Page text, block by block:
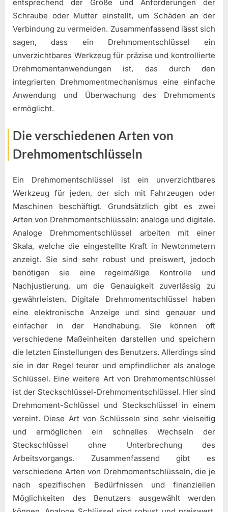
entsprechend der Größe und Anforderungen der
Schraube oder Mutter einstellt, um Schäden an der
Verbindung zu vermeiden. Zusammenfassend lässt sich
sagen, dass ein Drehmomentschlüssel ein
unverzichtbares Werkzeug für präzise und kontrollierte
Drehmomentanwendungen ist, das durch den
integrierten Drehmomentmechanismus eine einfache
Anwendung und Überwachung des Drehmoments
ermöglicht.
Die verschiedenen Arten von
Drehmomentschlüsseln
Ein Drehmomentschlüssel ist ein unverzichtbares
Werkzeug für jeden, der sich mit Fahrzeugen oder
Maschinen beschäftigt. Grundsätzlich gibt es zwei
Arten von Drehmomentschlüsseln: analoge und digitale.
Analoge Drehmomentschlüssel arbeiten mit einer
Skala, welche die eingestellte Kraft in Newtonmetern
anzeigt. Sie sind sehr robust und preiswert, jedoch
benötigen sie eine regelmäßige Kontrolle und
Nachjustierung, um die Genauigkeit zuverlässig zu
gewährleisten. Digitale Drehmomentschlüssel haben
eine elektronische Anzeige und sind genauer und
einfacher in der Handhabung. Sie können oft
verschiedene Maßeinheiten darstellen und speichern
die letzten Einstellungen des Benutzers. Allerdings sind
sie in der Regel teurer und empfindlicher als analoge
Schlüssel. Eine weitere Art von Drehmomentschlüssel
ist der Steckschlüssel-Drehmomentschlüssel. Hier sind
Drehmoment-Schlüssel und Steckschlüssel in einem
vereint. Diese Art von Schlüsseln sind sehr vielseitig
und ermöglichen ein schnelles Wechseln der
Steckschlüssel ohne Unterbrechung des
Arbeitsvorgangs. Zusammenfassend gibt es
verschiedene Arten von Drehmomentschlüsseln, die je
nach spezifischen Bedürfnissen und finanziellen
Möglichkeiten des Benutzers ausgewählt werden